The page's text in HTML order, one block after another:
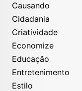
Causando
Cidadania
Criatividade
Economize
Educação
Entretenimento
Estilo